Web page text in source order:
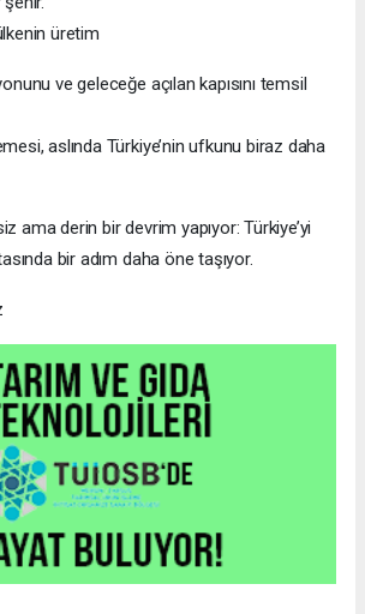
üretim
ve geleceğe açılan kapısını temsil
aslında Türkiye’nin ufkunu biraz daha
ama derin bir devrim yapıyor: Türkiye’yi
bir adım daha öne taşıyor.